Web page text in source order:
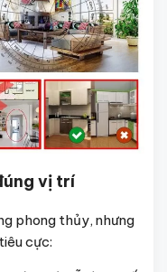
vị trí
phong thủy, nhưng
cực: